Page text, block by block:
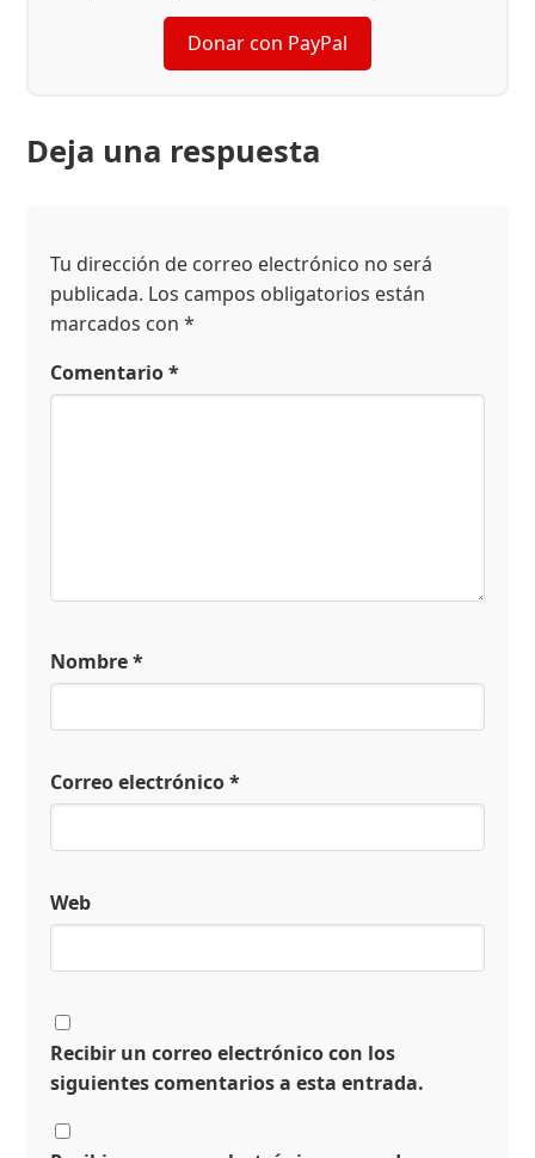
Donar con PayPal
Deja una respuesta
Tu dirección de correo electrónico no será
publicada. Los campos obligatorios están
marcados con*
Comentario*
Nombre*
Correo electrónico*
Web
Recibir un correo electrónico con los
siguientes comentarios a esta entrada.